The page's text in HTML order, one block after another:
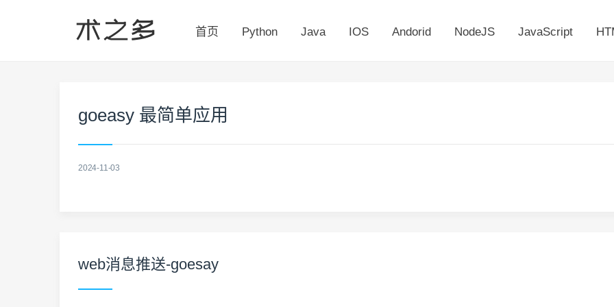
首页 Python Java IOS Andorid NodeJS JavaScript
goeasy 最简单应用
2024-11-03
web消息推送-goesay